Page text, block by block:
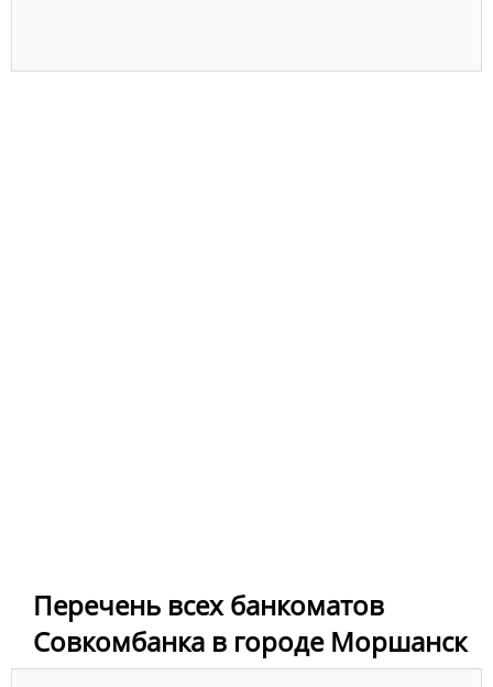
Перечень всех банкоматов
Совкомбанка в городе Моршанск